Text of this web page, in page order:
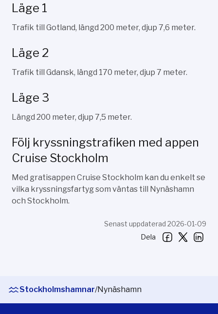
Läge 1
Trafik till Gotland, längd 200 meter, djup 7,6 meter.
Läge 2
Trafik till Gdansk, längd 170 meter, djup 7 meter.
Läge 3
Längd 200 meter, djup 7,5 meter.
Följ kryssningstrafiken med appen
Cruise Stockholm
Med gratisappen Cruise Stockholm kan du enkelt se
vilka kryssningsfartyg som väntas till Nynäshamn
och Stockholm.
Senast uppdaterad 2026-01-09
Dela
Stockholmshamnar/Nynäshamn